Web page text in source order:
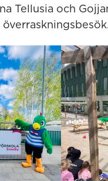
Tellusia och